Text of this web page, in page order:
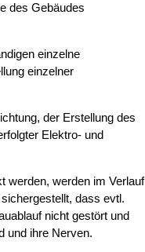
des Gebäudes
einzelne
einzelner
der Erstellung des
Elektro- und
werden, werden im Verlauf
dass evtl.
nicht gestört und
und ihre Nerven.